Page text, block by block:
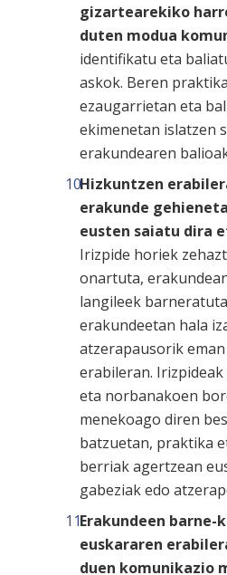
gizartearekiko
duten modua
identifikatu eta
askok. Beren
ezaugarrietan eta
ekimenetan islatzen
erakundearen
Hizkuntzen
erakunde
eusten saiatu dira
Irizpide horiek
onartuta,
langileek
erakundeetan hala
atzerapausorik
erabileran.
eta norbanakoen
menekoago diren
batzuetan, praktika
berriak agertzean
gabeziak edo
Erakundeen barne-
euskararen
duen komunikazio